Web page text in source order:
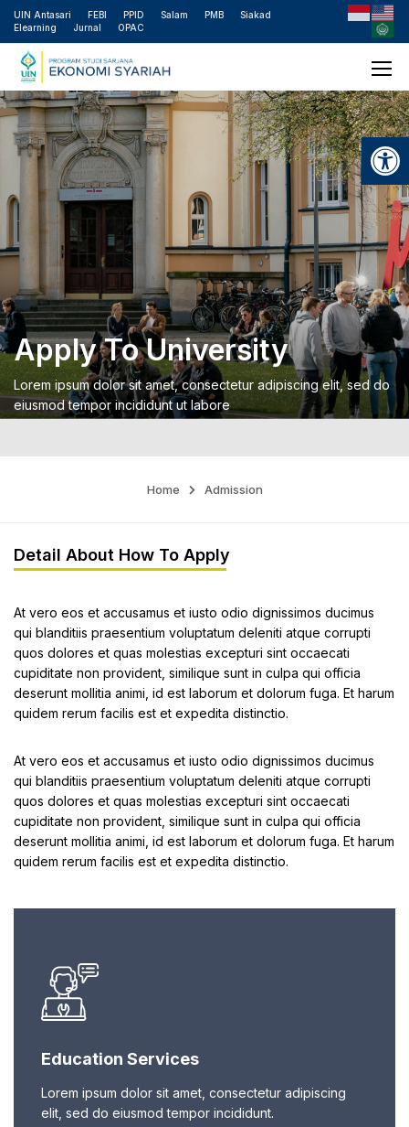
UIN Antasari FEBI PPID Salam PMB
Siakad
Elearning
Jurnal OPAC
Apply To University
Lorem ipsum dolor sit amet, consectetur adipiscing elit, sed do
eiusmod tempor incididunt ut labore
Home Admission
Detail About How To Apply
At vero eos et accusamus et iusto odio dignissimos ducimus
qui blanditiis praesentium voluptatum deleniti atque corrupti
quos dolores et quas molestias excepturi sint occaecati
cupiditate non provident, similique sunt in culpa qui officia
deserunt mollitia animi, id est laborum et dolorum fuga. Et harum
quidem rerum facilis est et expedita distinctio.
At vero eos et accusamus et iusto odio dignissimos ducimus
qui blanditiis praesentium voluptatum deleniti atque corrupti
quos dolores et quas molestias excepturi sint occaecati
cupiditate non provident, similique sunt in culpa qui officia
deserunt mollitia animi, id est laborum et dolorum fuga. Et harum
quidem rerum facilis est et expedita distinctio.
Education Services
Lorem ipsum dolor sit amet, consectetur adipiscing
elit, sed do eiusmod tempor incididunt.